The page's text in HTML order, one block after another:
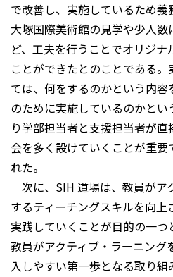
で改善し、実施しているため義
大塚国際美術館の見学や少人
ど、工夫を行うことでオリジ
ことができたとのことである
ては、何をするのかという内
のために実施しているのかと
り学部担当者と支援担当者が
会を多く設けていくことが重
れた。
次に、SIH 道場は、教員がア
するティーチングスキルを向
実践していくことが目的の一
教員がアクティブ・ラーニング
入しやすい第一歩となる取り組